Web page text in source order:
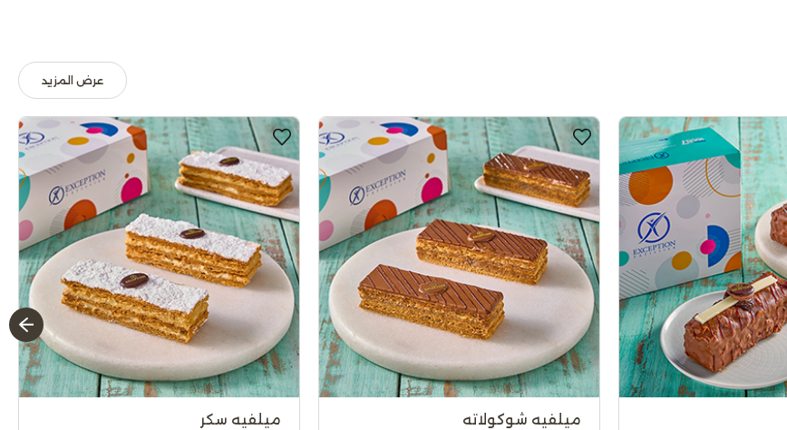
عرض المزيد
ميلفيه شوكولاته ميلفيه سكر